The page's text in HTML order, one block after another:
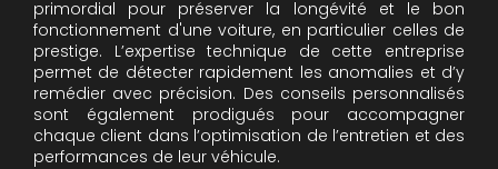
primordial pour préserver la longévité et le bon
fonctionnement d'une voiture, en particulier celles de
prestige. L’expertise technique de cette entreprise
permet de détecter rapidement les anomalies et d’y
remédier avec précision. Des conseils personnalisés
sont également prodigués pour accompagner
chaque client dans l’optimisation de l’entretien et des
performances de leur véhicule.